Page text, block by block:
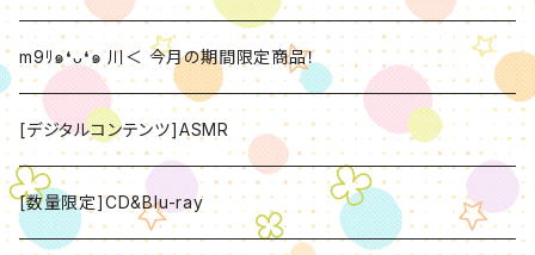
m9ﾘ๑❛ᴗ❛๑ 川＜ 今月の期間限定商品！
[デジタルコンテンツ]ASMR
[数量限定]CD&Blu-ray